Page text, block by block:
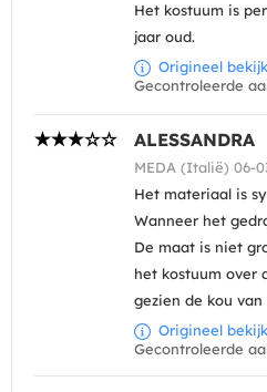
Het kostuum is
jaar oud.
Origineel
Gecontroleerde
ALESSANDRA
MEDA (Italië) 06-
Het materiaal is
Wanneer het
De maat is niet
het kostuum over
gezien de kou van
Origineel
Gecontroleerde